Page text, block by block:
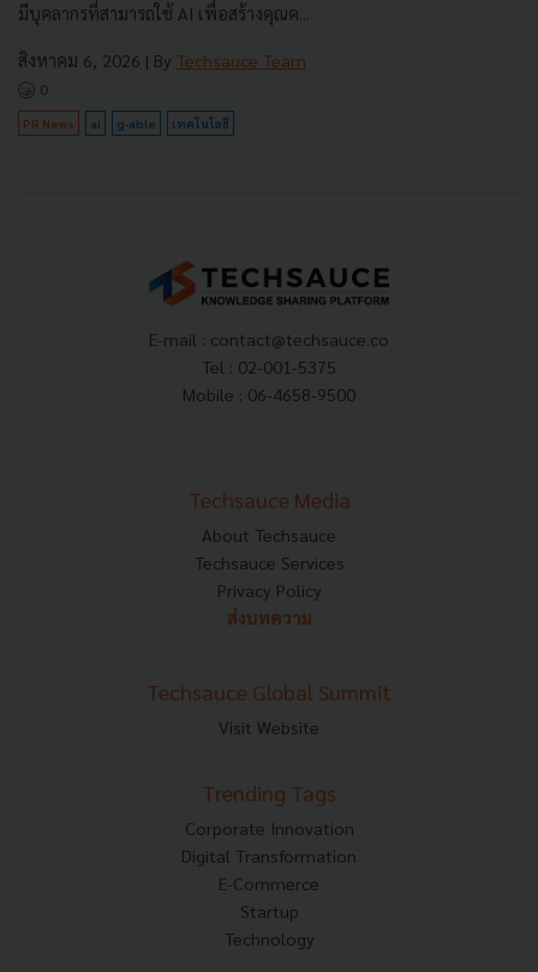
มีบุคลากรที่สามารถใช้ AI เพื่อสร้างคุณค...
สิงหาคม 6, 2026 | By Techsauce Team
0
PR News ai g-able เทคโนโลยี
E-mail : contact@techsauce.co
Tel : 02-001-5375
Mobile : 06-4658-9500
Techsauce Media
About Techsauce
Techsauce Services
Privacy Policy
ส่งบทความ
Techsauce Global Summit
Visit Website
Trending Tags
Corporate Innovation
Digital Transformation
E-Commerce
Startup
Technology